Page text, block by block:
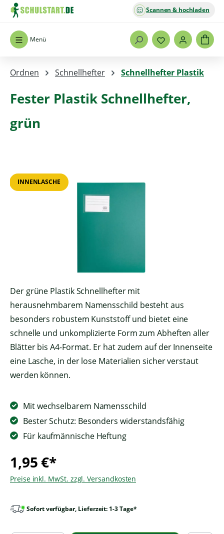
Zum Hauptinhalt springen
Menü
Scannen & hochladen
Ordnen Schnellhefter Schnellhefter Plastik
Fester Plastik Schnellhefter,
grün
INNENLASCHE
Der grüne Plastik Schnellhefter mit
herausnehmbarem Namensschild besteht aus
besonders robustem Kunststoff und bietet eine
schnelle und unkomplizierte Form zum Abheften aller
Blätter bis A4-Format. Er hat zudem auf der Innenseite
eine Lasche, in der lose Materialien sicher verstaut
werden können.
Mit wechselbarem Namensschild
Bester Schutz: Besonders widerstandsfähig
Für kaufmännische Heftung
1,95 €*
Preise inkl. MwSt. zzgl. Versandkosten
Sofort verfügbar, Lieferzeit: 1-3 Tage*